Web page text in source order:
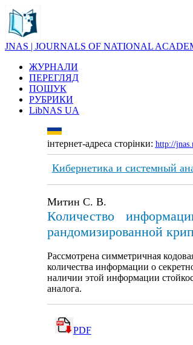
JNAS | JOURNALS OF NATIONAL
ЖУРНАЛИ
ПЕРЕГЛЯД
ПОШУК
РУБРИКИ
LibNAS UA
інтернет-адреса сторінки: http://
Кибернетика и системный
Митин С. В.
Количество
рандомизированной
Рассмотрена симметричная
количества информации о
наличии этой информации
аналога.
PDF